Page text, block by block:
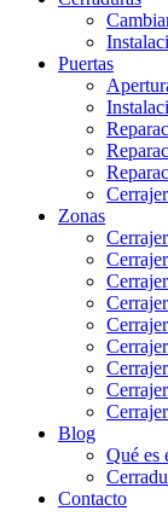
Puertas
Zonas
Blog
Qué es
Contacto